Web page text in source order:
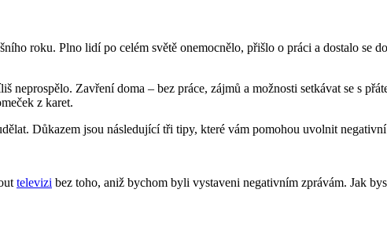
roku. Plno lidí po celém světě onemocnělo, přišlo o práci a dostalo se
Zavření doma – bez práce, zájmů a možnosti setkávat se s
z karet.
Důkazem jsou následující tři tipy, které vám pomohou uvolnit
televizi bez toho, aniž bychom byli vystaveni negativním zprávám. Jak